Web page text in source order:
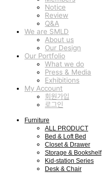
Notice
Review
Q&A
We are SMLD
About us
Our Design
Our Portfolio
What we do
Press & Media
Exhibitions
My Account
회원가입
로그인
Furniture
ALL PRODUCT
Bed & Loft Bed
Closet & Drawer
Storage & Bookshelf
Kid-station Series
Desk & Chair